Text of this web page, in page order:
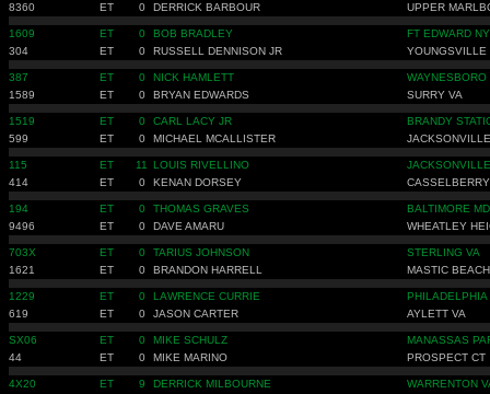
8360 ET 0 DERRICK BARBOUR UPPER
1609 ET 0 BOB BRADLEY
FT EDWARD NY
304
ET 0 RUSSELL DENNISON JR YOUNGSVILLE
387 ET 0 NICK HAMLETT
WAYNESBORO
1589
ET 0 BRYAN EDWARDS SURRY VA
1519 ET 0 CARL LACY JR
BRANDY
599
ET 0 MICHAEL MCALLISTER
115 ET 11 LOUIS RIVELLINO
414
ET 0 KENAN DORSEY
194 ET 0 THOMAS GRAVES
BALTIMORE MD
9496
ET 0 DAVE AMARU WHEATLEY
703X ET 0 TARIUS JOHNSON
STERLING VA
1621
ET 0 BRANDON HARRELL MASTIC
1229 ET 0 LAWRENCE CURRIE
PHILADELPHIA
619
ET 0 JASON CARTER AYLETT VA
SX06 ET 0 MIKE SCHULZ
MANASSAS
44
ET 0 MIKE MARINO PROSPECT CT
4X20 ET 9 DERRICK MILBOURNE
WARRENTON